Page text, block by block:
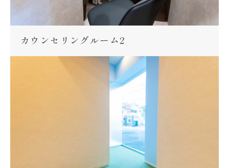
カウンセリングルーム2